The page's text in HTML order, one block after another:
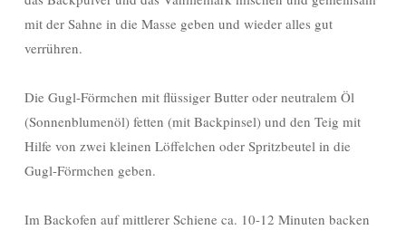
mit der Sahne in die Masse geben und wieder alles gut
verrühren.
Die Gugl-Förmchen mit flüssiger Butter oder neutralem Öl
(Sonnenblumenöl) fetten (mit Backpinsel) und den Teig mit
Hilfe von zwei kleinen Löffelchen oder Spritzbeutel in die
Gugl-Förmchen geben.
Im Backofen auf mittlerer Schiene ca. 10-12 Minuten backen